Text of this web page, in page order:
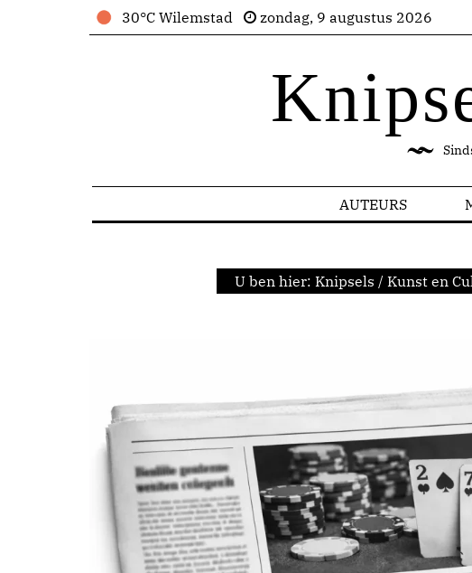
30°C Wilemstad zondag, 9 augustus 2026
AUTEURS
U ben hier: Knipsels / Kunst en